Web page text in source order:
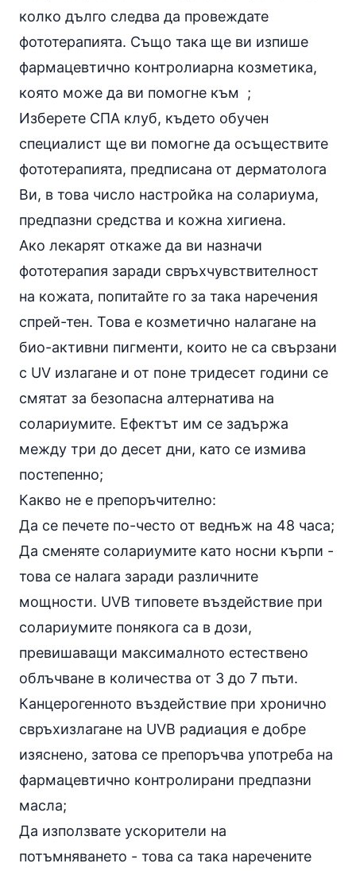
колко дълго следва да провеждате
фототерапията. Също така ще ви изпише
фармацевтично контролиарна козметика,
която може да ви помогне към ;
Изберете СПА клуб, където обучен
специалист ще ви помогне да осъществите
фототерапията, предписана от дерматолога
Ви, в това число настройка на солариума,
предпазни средства и кожна хигиена.
Ако лекарят откаже да ви назначи
фототерапия заради свръхчувствителност
на кожата, попитайте го за така наречения
спрей-тен. Това е козметично налагане на
био-активни пигменти, които не са свързани
с UV излагане и от поне тридесет години се
смятат за безопасна алтернатива на
солариумите. Ефектът им се задържа
между три до десет дни, като се измива
постепенно;
Какво не е препоръчително:
Да се печете по-често от веднъж на 48 часа;
Да сменяте солариумите като носни кърпи -
това се налага заради различните
мощности. UVB типовете въздействие при
солариумите понякога са в дози,
превишаващи максималното естествено
облъчване в количества от 3 до 7 пъти.
Канцерогенното въздействие при хронично
свръхизлагане на UVB радиация е добре
изяснено, затова се препоръчва употреба на
фармацевтично контролирани предпазни
масла;
Да използвате ускорители на
потъмняването - това са така наречените